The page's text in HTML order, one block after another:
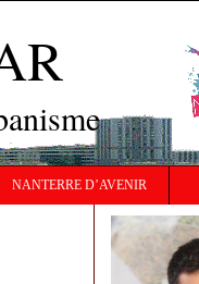
NANTERRE D’AVENIR